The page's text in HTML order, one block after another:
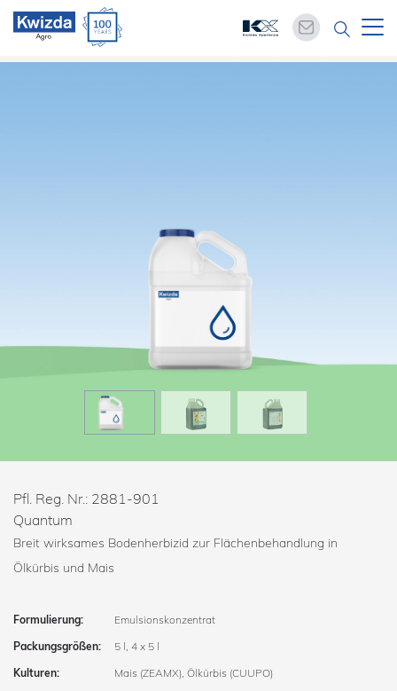
Pfl. Reg. Nr.: 2881-901
Quantum
Breit wirksames Bodenherbizid zur Flächenbehandlung in
Ölkürbis und Mais
Formulierung:
Emulsionskonzentrat
Packungsgrößen:
5 l, 4 x 5 l
Kulturen:
Mais (ZEAMX), Ölkürbis (CUUPO)